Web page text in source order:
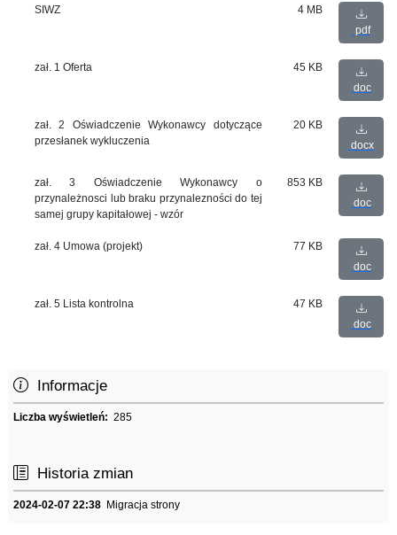
SIWZ
4 MB
pdf
zał. 1 Oferta
45 KB
doc
zał. 2 Oświadczenie Wykonawcy dotyczące
przesłanek wykluczenia
20 KB
docx
zał. 3 Oświadczenie Wykonawcy o
przynależnosci lub braku przynalezności do tej
samej grupy kapitałowej - wzór
853 KB
doc
zał. 4 Umowa (projekt)
77 KB
doc
zał. 5 Lista kontrolna
47 KB
doc
Informacje
Liczba wyświetleń: 285
Historia zmian
2024-02-07 22:38 Migracja strony